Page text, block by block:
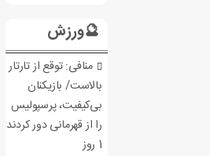
🔮ورزش
منافی: توقع از تارتار
بالاست/ بازیکنان
بی‌کیفیت، پرسپولیس
را از قهرمانی دور کردند
1 روز